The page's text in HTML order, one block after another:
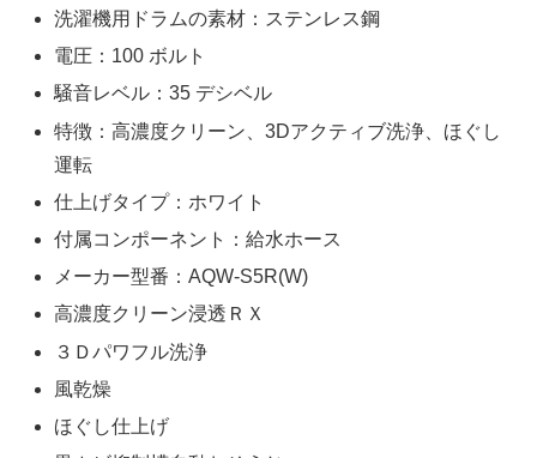
洗濯機用ドラムの素材：ステンレス鋼
電圧：100 ボルト
騒音レベル：35 デシベル
特徴：高濃度クリーン、3Dアクティブ洗浄、ほぐし
運転
仕上げタイプ：ホワイト
付属コンポーネント：給水ホース
メーカー型番：AQW-S5R(W)
高濃度クリーン浸透ＲＸ
３Ｄパワフル洗浄
風乾燥
ほぐし仕上げ